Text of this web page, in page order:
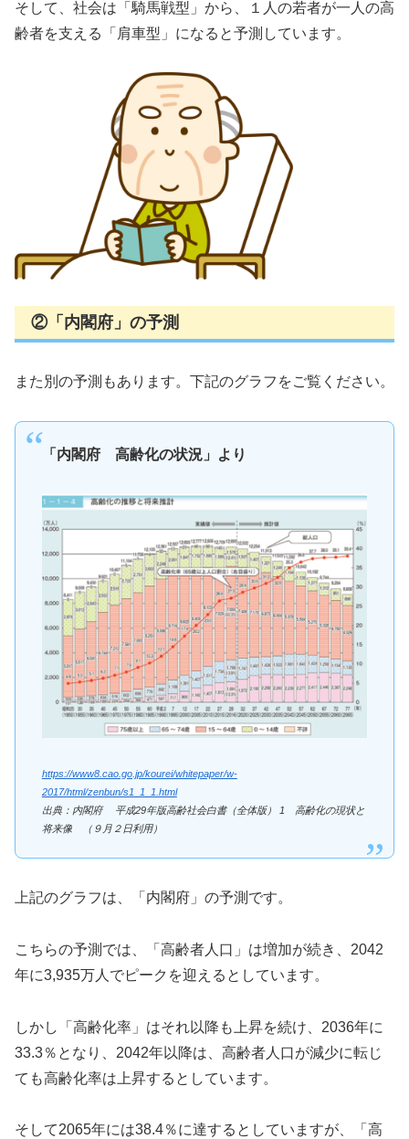
そして、社会は「騎馬戦型」から、１人の若者が一人の高
齢者を支える「肩車型」になると予測しています。
②「内閣府」の予測
また別の予測もあります。下記のグラフをご覧ください。
「内閣府 高齢化の状況」より
https://www8.cao.go.jp/kourei/whitepaper/w-
2017/html/zenbun/s1_1_1.html
出典：内閣府 平成29年版高齢社会白書（全体版） 1 高齢化の現状と
将来像 （９月２日利用）
上記のグラフは、「内閣府」の予測です。
こちらの予測では、「高齢者人口」は増加が続き、2042
年に3,935万人でピークを迎えるとしています。
しかし「高齢化率」はそれ以降も上昇を続け、2036年に
33.3％となり、2042年以降は、高齢者人口が減少に転じ
ても高齢化率は上昇するとしています。
そして2065年には38.4％に達するとしていますが、「高